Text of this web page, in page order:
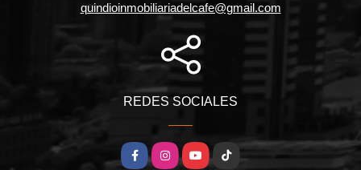
quindioinmobiliariadelcafe@gmail.com
REDES SOCIALES
FacebookInstagramYouTube
TikTok